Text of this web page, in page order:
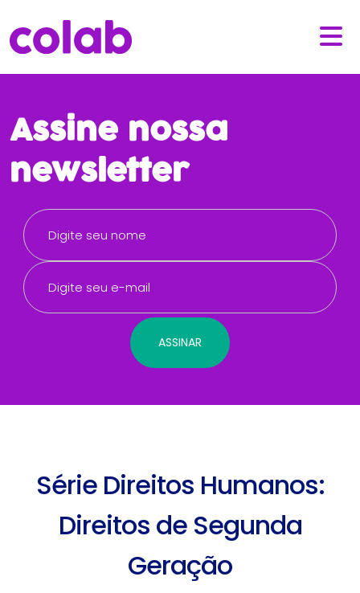
Assine nossa
newsletter
Série Direitos Humanos:
Direitos de Segunda
Geração